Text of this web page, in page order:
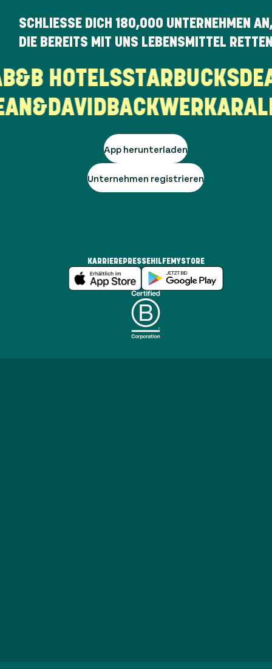
SCHLIESSE DICH 180,000 UNTERNEHMEN
DIE BEREITS MIT UNS LEBENSMITTEL
B&B HOTELSSTARBUCKS
BACKWERKARAL
App herunterladen
Unternehmen registrieren
KARRIEREPRESSEHILFEMYSTORE